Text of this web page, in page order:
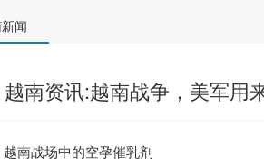
闻
越南资讯:越南战争，美军用
越南战场中的空孕催乳剂